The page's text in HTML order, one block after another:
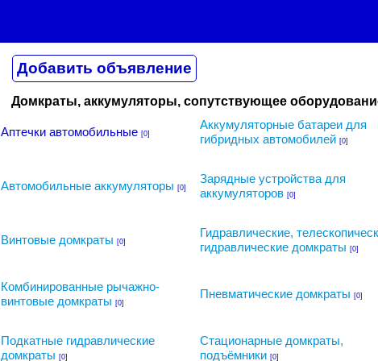
Домкраты, аккумуляторы, сопутствующее
Аптечки автомобильные [0]
Аккумуляторные батареи для
гибридных автомобилей [0]
Автомобильные аккумуляторы [0]
Зарядные устройства для
аккумуляторов [0]
Винтовые домкраты [0]
Гидравлические,
гидравлические домкраты [0]
Комбинированные рычажно-
винтовые домкраты [0]
Пневматические домкраты [0]
Подкатные гидравлические
домкраты [0]
Стационарные домкраты,
подъёмники [0]